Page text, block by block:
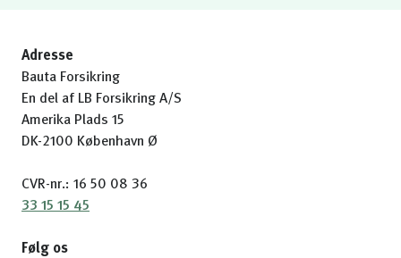
Adresse
Bauta Forsikring
En del af LB Forsikring A/S
Amerika Plads 15
DK-2100 København Ø
CVR-nr.: 16 50 08 36
33 15 15 45
Følg os